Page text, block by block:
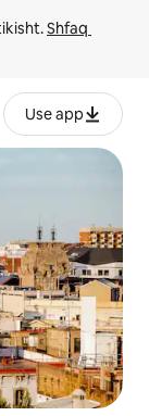
Shfaq
Use app